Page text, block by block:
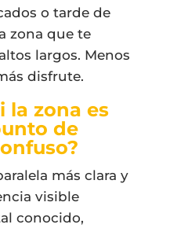
o tarde de
zona que te
largos. Menos
disfrute.
la zona es
de
más clara y
visible
conocido,